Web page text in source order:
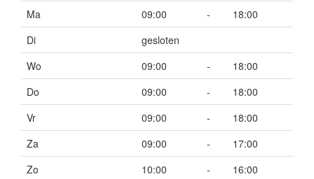
Ma 09:00 -
18:00
Di
gesloten
Wo
09:00 -
18:00
Do
09:00 -
18:00
Vr
09:00 -
18:00
Za
09:00 -
17:00
Zo
10:00 -
16:00